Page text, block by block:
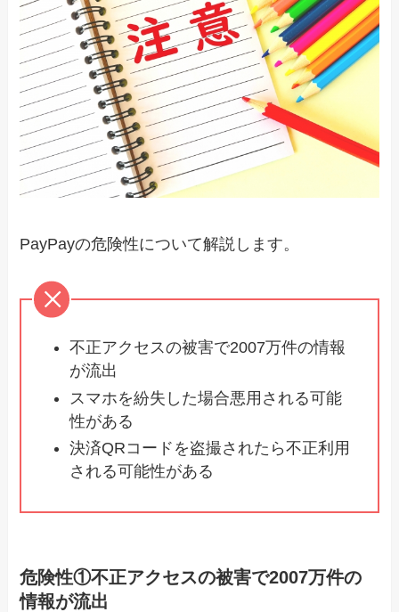
PayPayの危険性について解説します。
不正アクセスの被害で2007万件の情報
が流出
スマホを紛失した場合悪用される可能
性がある
決済QRコードを盗撮されたら不正利用
される可能性がある
危険性①不正アクセスの被害で2007万件の
情報が流出